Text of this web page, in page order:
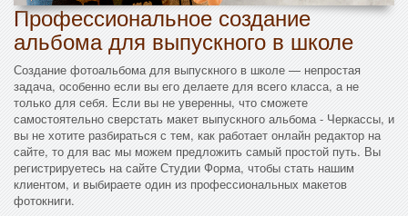
Профессиональное создание
альбома для выпускного в школе
Создание фотоальбома для выпускного в школе — непростая
задача, особенно если вы его делаете для всего класса, а не
только для себя. Если вы не уверенны, что сможете
самостоятельно сверстать макет выпускного альбома - Черкассы, и
вы не хотите разбираться с тем, как работает онлайн редактор на
сайте, то для вас мы можем предложить самый простой путь. Вы
регистрируетесь на сайте Студии Форма, чтобы стать нашим
клиентом, и выбираете один из профессиональных макетов
фотокниги.